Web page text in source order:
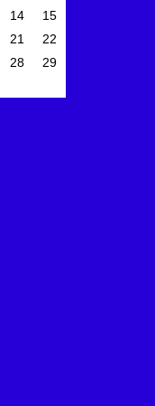
14
15
21
22
28
29